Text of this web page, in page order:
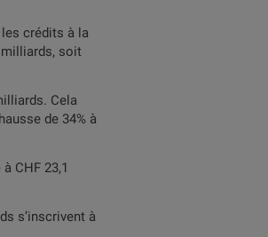
crédits à la
milliards, soit
Cela
de 34% à
CHF 23,1
s’inscrivent à